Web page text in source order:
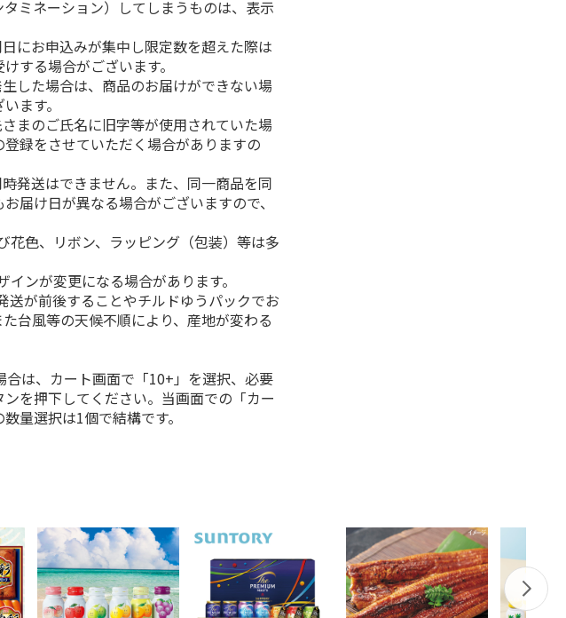
ミネーション）してしまうものは、表示
にお申込みが集中し限定数を超えた際は
する場合がございます。
した場合は、商品のお届けができない場
ます。
まのご氏名に旧字等が使用されていた場
録をさせていただく場合がありますの
発送はできません。また、同一商品を同
届け日が異なる場合がございますので、
花色、リボン、ラッピング（包装）等は多
ンが変更になる場合があります。
送が前後することやチルドゆうパックでお
台風等の天候不順により、産地が変わる
は、カート画面で「10+」を選択、必要
を押下してください。当画面での「カー
量選択は1個で結構です。